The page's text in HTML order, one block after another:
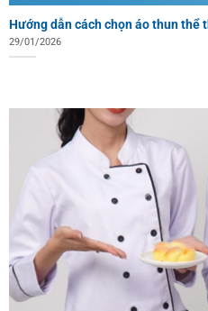
Hướng dẫn cách chọn áo thun thể
29/01/2026